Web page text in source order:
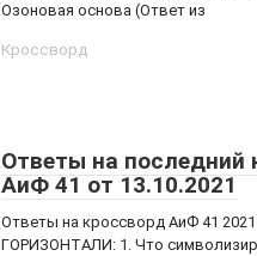
Озоновая основа (Ответ из
Кроссворд
Ответы на последний
АиФ 41 от 13.10.2021
Ответы на кроссворд АиФ 41
ГОРИЗОНТАЛИ: 1. Что